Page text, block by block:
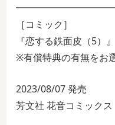
［コミック］
『恋する鉄面皮（5）』
※有償特典の有無をお
2023/08/07 発売
芳文社 花音コミックス